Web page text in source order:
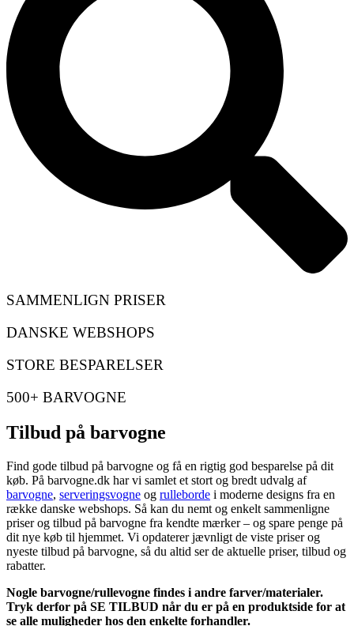
SAMMENLIGN PRISER
DANSKE WEBSHOPS
STORE BESPARELSER
500+ BARVOGNE
Tilbud på barvogne
Find gode tilbud på barvogne og få en rigtig god besparelse på dit
køb. På barvogne.dk har vi samlet et stort og bredt udvalg af
barvogne, serveringsvogne og rulleborde i moderne designs fra en
række danske webshops. Så kan du nemt og enkelt sammenligne
priser og tilbud på barvogne fra kendte mærker – og spare penge på
dit nye køb til hjemmet. Vi opdaterer jævnligt de viste priser og
nyeste tilbud på barvogne, så du altid ser de aktuelle priser, tilbud og
rabatter.
Nogle barvogne/rullevogne findes i andre farver/materialer.
Tryk derfor på SE TILBUD når du er på en produktside for at
se alle muligheder hos den enkelte forhandler.